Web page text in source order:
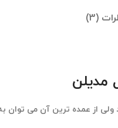
(3)
مدیلن
از عمده ترین آن می توان به